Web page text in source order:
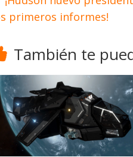
primeros informes!
También te